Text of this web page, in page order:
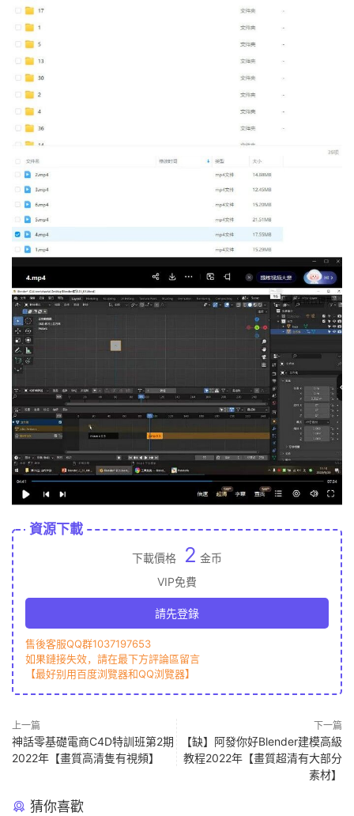
資源下載
下載價格 2 金币
VIP免費
請先登錄
售後客服QQ群1037197653
如果鏈接失效，請在最下方評論區留言
【最好别用百度浏覽器和QQ浏覽器】
上一篇
神話零基礎電商C4D特訓班第2期
2022年【畫質高清隻有視頻】
下一篇
【缺】阿發你好Blender建模高級
教程2022年【畫質超清有大部分
素材】
猜你喜歡